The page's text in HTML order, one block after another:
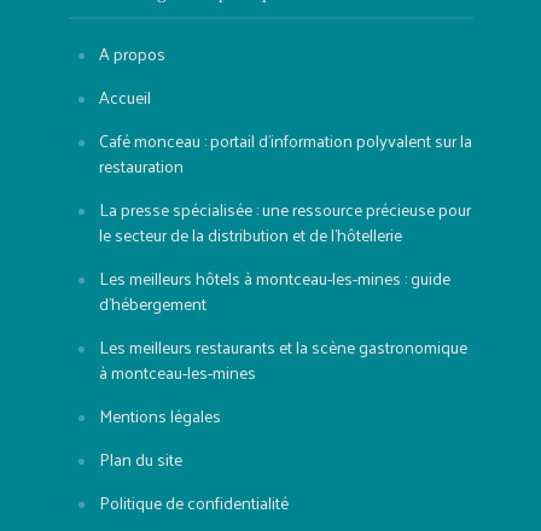
A propos
Accueil
Café monceau : portail d’information polyvalent sur la
restauration
La presse spécialisée : une ressource précieuse pour
le secteur de la distribution et de l’hôtellerie
Les meilleurs hôtels à montceau-les-mines : guide
d’hébergement
Les meilleurs restaurants et la scène gastronomique
à montceau-les-mines
Mentions légales
Plan du site
Politique de confidentialité